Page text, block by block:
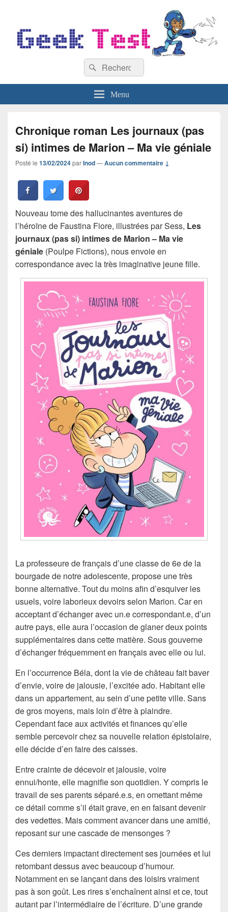
Recherche :
Rechercher
Menu
Chronique roman Les journaux (pas
si) intimes de Marion – Ma vie géniale
Posté le 13/02/2024parInod—Aucun commentaire ↓
Nouveau tome des hallucinantes aventures de
l’héroïne de Faustina Fiore, illustrées par Sess, Les
journaux (pas si) intimes de Marion – Ma vie
géniale (Poulpe Fictions), nous envoie en
correspondance avec la très imaginative jeune fille.
La professeure de français d’une classe de 6e de la
bourgade de notre adolescente, propose une très
bonne alternative. Tout du moins afin d’esquiver les
usuels, voire laborieux devoirs selon Marion. Car en
acceptant d’échanger avec un.e correspondant.e, d’un
autre pays, elle aura l’occasion de glaner deux points
supplémentaires dans cette matière. Sous gouverne
d’échanger fréquemment en français avec elle ou lui.
En l’occurrence Béla, dont la vie de château fait baver
d’envie, voire de jalousie, l’excitée ado. Habitant elle
dans un appartement, au sein d’une petite ville. Sans
de gros moyens, mais loin d’être à plaindre.
Cependant face aux activités et finances qu’elle
semble percevoir chez sa nouvelle relation épistolaire,
elle décide d’en faire des caisses.
Entre crainte de décevoir et jalousie, voire
ennui/honte, elle magnifie son quotidien. Y compris le
travail de ses parents séparé.e.s, en omettant même
ce détail comme s’il était grave, en en faisant devenir
des vedettes. Mais comment avancer dans une amitié,
reposant sur une cascade de mensonges ?
Ces derniers impactant directement ses journées et lui
retombant dessus avec beaucoup d’humour.
Notamment en se lançant dans des loisirs vraiment
pas à son goût. Les rires s’enchaînent ainsi et ce, tout
autant par l’intermédiaire de l’écriture. D’une grande